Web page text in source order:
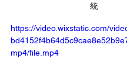
統
https://video.wixstatic.com/
mp4/file.mp4